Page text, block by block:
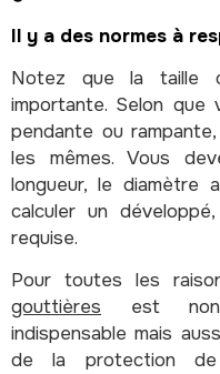
Il y a des normes à
Notez que la taille
importante. Selon que
pendante ou
les mêmes. Vous
longueur, le diamètre
calculer un
requise.
Pour toutes les
gouttières est non
indispensable mais
de la protection